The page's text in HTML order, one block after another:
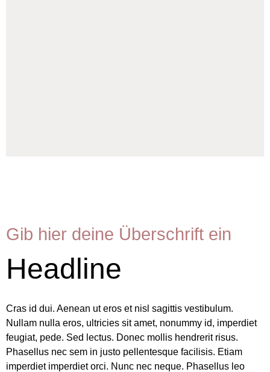
Gib hier deine Überschrift ein
Headline
Cras id dui. Aenean ut eros et nisl sagittis vestibulum.
Nullam nulla eros, ultricies sit amet, nonummy id, imperdiet
feugiat, pede. Sed lectus. Donec mollis hendrerit risus.
Phasellus nec sem in justo pellentesque facilisis. Etiam
imperdiet imperdiet orci. Nunc nec neque. Phasellus leo